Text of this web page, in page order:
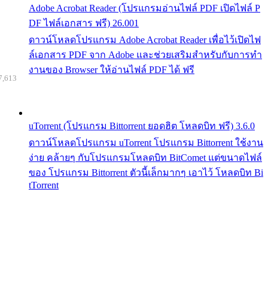
Adobe Acrobat Reader (โปรแกรมอ่านไฟล์ PDF เปิดไฟล์ P
DF ไฟล์เอกสาร ฟรี) 26.001
ดาวน์โหลดโปรแกรม Adobe Acrobat Reader เพื่อไว้เปิดไฟ
ล์เอกสาร PDF จาก Adobe และช่วยเสริมสำหรับกับการทำ
งานของ Browser ให้อ่านไฟล์ PDF ได้ ฟรี
uTorrent (โปรแกรม Bittorrent ยอดฮิต โหลดบิท ฟรี) 3.6.0
ดาวน์โหลดโปรแกรม uTorrent โปรแกรม Bittorrent ใช้งาน
ง่าย คล้ายๆ กับโปรแกรมโหลดบิท BitComet แต่ขนาดไฟล์
ของ โปรแกรม Bittorrent ตัวนี้เล็กมากๆ เอาไว้ โหลดบิท Bi
tTorrent